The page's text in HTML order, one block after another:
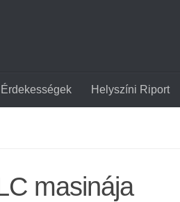
Érdekességek Helyszíni Riport
masinája